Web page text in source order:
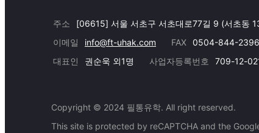
주소
[06615] 서울 서초구 서초대로77길 9 (서초동
이메일
info@ft-uhak.com FAX 0504-844-2396
대표인
권순욱 외1명 사업자등록번호 709-12-
Copyright © 2024 필통유학. All right reserved.
This site is protected by reCAPTCHA and the